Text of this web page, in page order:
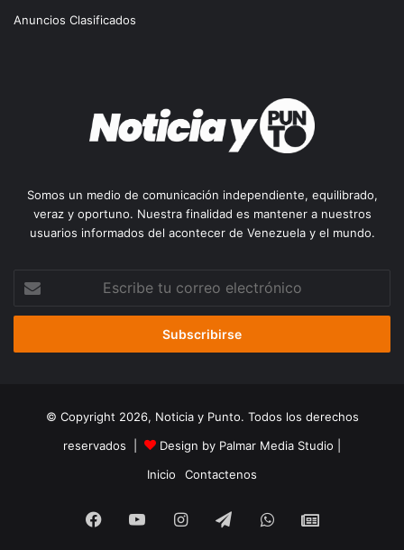
Anuncios Clasificados
Somos un medio de comunicación independiente, equilibrado,
veraz y oportuno. Nuestra finalidad es mantener a nuestros
usuarios informados del acontecer de Venezuela y el mundo.
correo
© Copyright 2026, Noticia y Punto. Todos los derechos
reservados |
Design by Palmar Media Studio
Inicio
Contactenos
Facebook
YouTubeInstagramTelegramWhatsApp
Google